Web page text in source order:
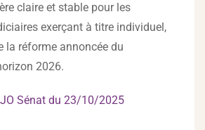
claire et stable pour les
exerçant à titre individuel,
la réforme annoncée du
2026.
Sénat du 23/10/2025